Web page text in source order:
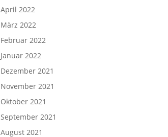
April 2022
März 2022
Februar 2022
Januar 2022
Dezember 2021
November 2021
Oktober 2021
September 2021
August 2021